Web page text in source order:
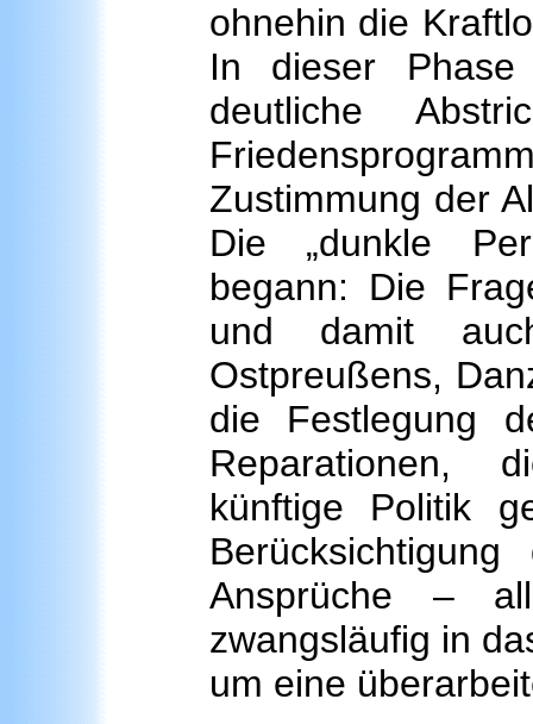
ohnehin die
In dieser Phase
deutliche
Zustimmung der
Die „dunkle
begann: Die
und damit
Ostpreußens,
die Festlegung
Reparationen,
künftige Politik
Ansprüche –
zwangsläufig in
um eine